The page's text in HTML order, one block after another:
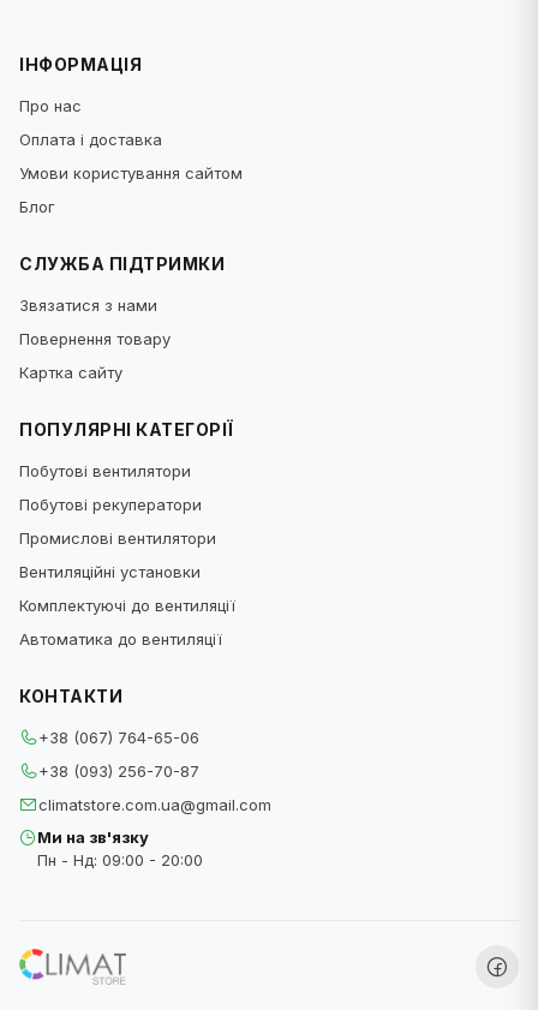
ІНФОРМАЦІЯ
Про нас
Оплата і доставка
Умови користування сайтом
Блог
СЛУЖБА ПІДТРИМКИ
Звязатися з нами
Повернення товару
Картка сайту
ПОПУЛЯРНІ КАТЕГОРІЇ
Побутові вентилятори
Побутові рекуператори
Промислові вентилятори
Вентиляційні установки
Комплектуючі до вентиляції
Автоматика до вентиляції
КОНТАКТИ
+38 (067) 764-65-06
+38 (093) 256-70-87
climatstore.com.ua@gmail.com
Ми на зв'язку
Пн - Нд: 09:00 - 20:00